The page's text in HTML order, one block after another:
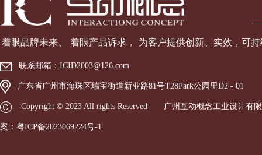
联系邮箱： ICID2003@126.com
广东省广州市海珠区瑞宝街道新业路81号T28Park公园里D2 - 01
Copyright © 2023 All rights Reserved 广州互动概念工业设计有
案： 粤ICP备2023069224号-1
着眼品牌未来、 着眼产品诉求， 为客户提供创新、实效，可